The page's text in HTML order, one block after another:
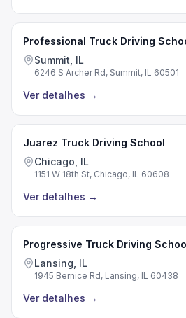
Summit, IL
6246 S Archer Rd, Summit, IL 60501
Ver detalhes →
Juarez Truck Driving School
Chicago, IL
1151 W 18th St, Chicago, IL 60608
Ver detalhes →
Progressive Truck Driving
Lansing, IL
1945 Bernice Rd, Lansing, IL 60438
Ver detalhes →